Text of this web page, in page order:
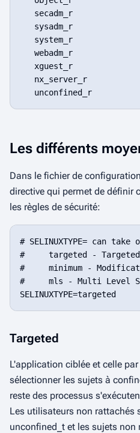
   secadm_r
   sysadm_r
   system_r
   webadm_r
   xguest_r
   nx_server_r
Les différents
Dans le fichier de
directive qui permet de définir
les règles de sécurité:
# SELINUXTYPE= can
#     targeted - Targeted
#     minimum -
#     mls - Multi Level
Targeted
L'application ciblée et celle
sélectionner les sujets à
reste des processus
Les utilisateurs non rattachés
unconfined_t et les sujets non